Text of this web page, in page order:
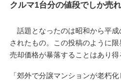
クルマ1台分の値段でしか売
話題となったのは昭和から平成
されたもの。この投稿のように
売却価格が暴落することはあり得
「郊外で分譲マンションが老朽